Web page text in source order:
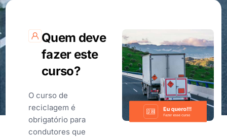
Quem deve
fazer este
curso?
O curso de
reciclagem é
obrigatório para
condutores que